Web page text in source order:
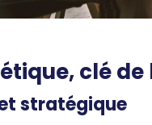
clé
stratégique